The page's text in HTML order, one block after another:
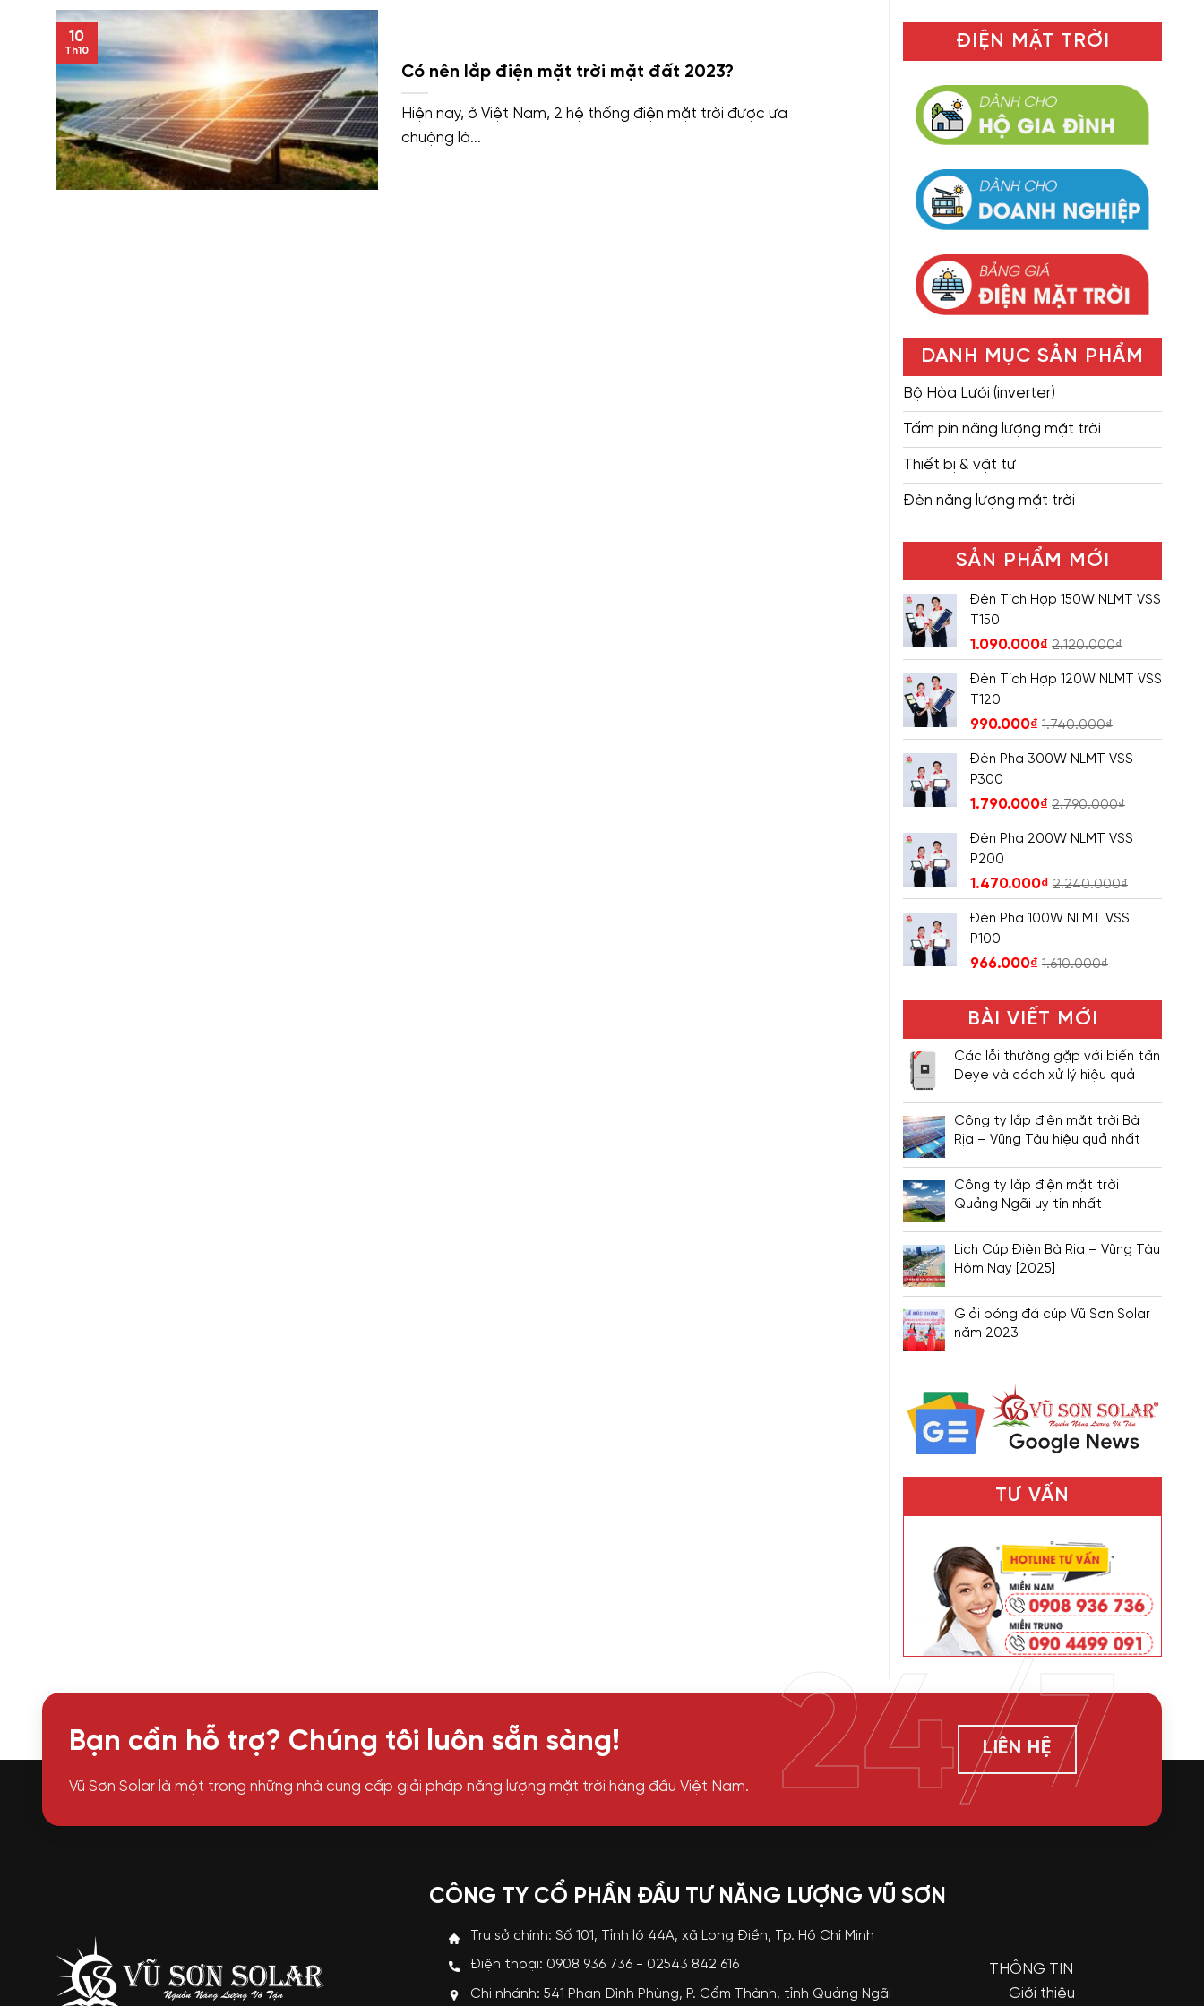
Có nên lắp điện mặt trời mặt đất 2023?
Hiện nay, ở Việt Nam, 2 hệ thống điện mặt trời được ưa
chuộng là...
10
Th10 ĐIỆN MẶT TRỜI
DANH MỤC SẢN PHẨM
Bộ Hòa Lưới (inverter)
Tấm pin năng lượng mặt trời
Thiết bị & vật tư
Đèn năng lượng mặt trời
SẢN PHẨM MỚI
Đèn Tích Hợp 150W NLMT VSS
T150
1.090.000₫ 2.120.000₫
Đèn Tích Hợp 120W NLMT VSS
T120
990.000₫ 1.740.000₫
Đèn Pha 300W NLMT VSS
P300
1.790.000₫ 2.790.000₫
Đèn Pha 200W NLMT VSS
P200
1.470.000₫ 2.240.000₫
Đèn Pha 100W NLMT VSS
P100
966.000₫ 1.610.000₫
BÀI VIẾT MỚI
Các lỗi thường gặp với biến tần
Deye và cách xử lý hiệu quả
Công ty lắp điện mặt trời Bà
Rịa – Vũng Tàu hiệu quả nhất
Công ty lắp điện mặt trời
Quảng Ngãi uy tín nhất
Lịch Cúp Điện Bà Rịa – Vũng Tàu
Hôm Nay [2025]
Giải bóng đá cúp Vũ Sơn Solar
năm 2023
TƯ VẤN
Bạn cần hỗ trợ? Chúng tôi luôn sẵn sàng!
Vũ Sơn Solar là một trong những nhà cung cấp giải pháp năng lượng mặt trời hàng đầu Việt Nam.
LIÊN HỆ
24/7
CÔNG TY CỔ PHẦN ĐẦU TƯ NĂNG LƯỢNG VŨ SƠN
Trụ sở chính: Số 101, Tỉnh lộ 44A, xã Long Điền, Tp. Hồ Chí Minh
Điện thoại: 0908 936 736 - 02543 842 616
Chi nhánh: 541 Phan Đình Phùng, P. Cẩm Thành, tỉnh Quảng Ngãi
THÔNG TIN
Giới thiệu